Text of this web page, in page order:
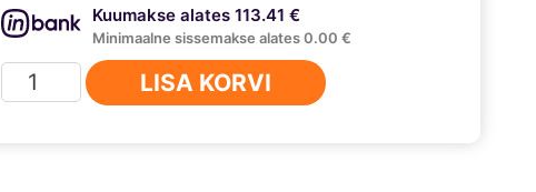
Kuumakse alates 113.41 €
Minimaalne sissemakse alates 0.00 €
Warn
XDC-
LISA KORVI